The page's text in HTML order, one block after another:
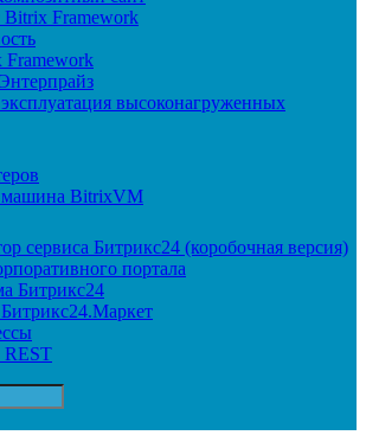
Framework
Framework
эксплуатация высоконагруженных
машина BitrixVM
сервиса Битрикс24 (коробочная версия)
портала
Битрикс24
REST